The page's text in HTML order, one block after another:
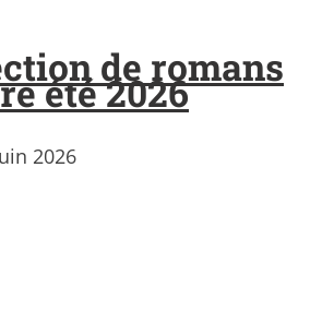
de romans
été 2026
2026